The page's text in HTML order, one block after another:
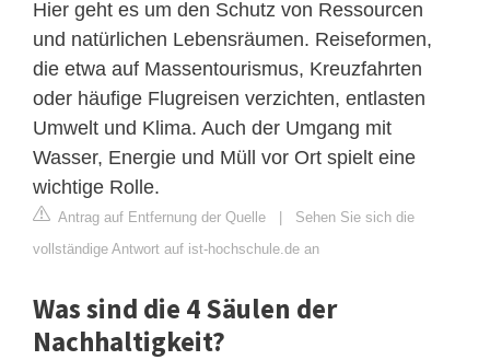
Hier geht es um den Schutz von Ressourcen
und natürlichen Lebensräumen. Reiseformen,
die etwa auf Massentourismus, Kreuzfahrten
oder häufige Flugreisen verzichten, entlasten
Umwelt und Klima. Auch der Umgang mit
Wasser, Energie und Müll vor Ort spielt eine
wichtige Rolle.
Antrag auf Entfernung der Quelle | Sehen Sie sich die
vollständige Antwort auf ist-hochschule.de an
Was sind die 4 Säulen der
Nachhaltigkeit?